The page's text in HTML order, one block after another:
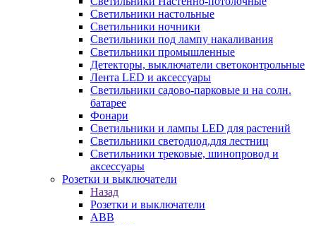
Светильники настольные
Светильники ночники
Светильники под лампу накаливания
Светильники промышленные
Детекторы, выключатели светоконтрольные
Лента LED и аксессуары
Светильники садово-парковые и на солн.
батарее
Фонари
Светильники и лампы LED для растений
Светильники светодиод.для лестниц
Светильники трековые, шинопровод и
аксессуары
Розетки и выключатели
Назад
Розетки и выключатели
ABB